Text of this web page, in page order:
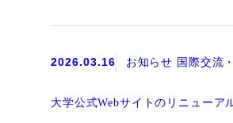
2026.03.16 お知らせ 国際交流
大学公式Webサイトのリニューア